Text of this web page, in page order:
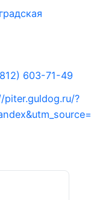
603-71-49
?